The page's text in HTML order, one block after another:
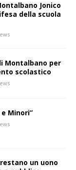
Jonico
della scuola
Montalbano per
scolastico
Minori”
un uono